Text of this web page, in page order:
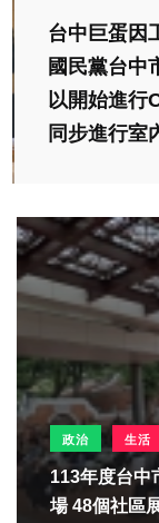
台中巨蛋因
國民黨台中
以開始進行
同步進行室
政治 生活
113年度台中
場 48個社